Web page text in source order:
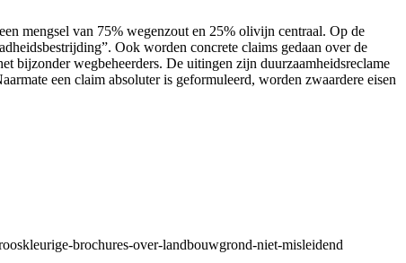
mengsel van 75% wegenzout en 25% olivijn centraal. Op de
Ook worden concrete claims gedaan over de
bijzonder wegbeheerders. De uitingen zijn duurzaamheidsreclame
een claim absoluter is geformuleerd, worden zwaardere eisen
brochures-over-landbouwgrond-niet-misleidend